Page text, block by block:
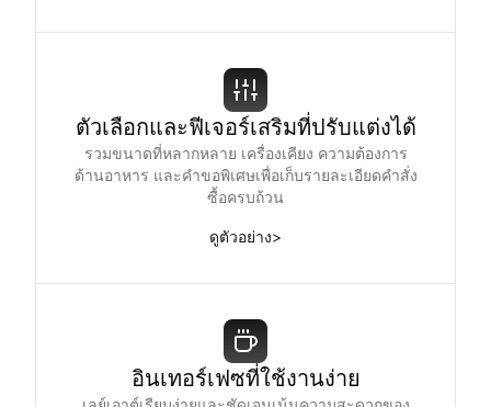
ตัวเลือกและฟีเจอร์เสริมที่ปรับแต่งได้
รวมขนาดที่หลากหลาย เครื่องเคียง ความต้องการ
ด้านอาหาร และคำขอพิเศษเพื่อเก็บรายละเอียดคำสั่ง
ซื้อครบถ้วน
ดูตัวอย่าง>
อินเทอร์เฟซที่ใช้งานง่าย